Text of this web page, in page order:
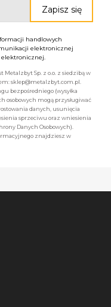
handlowych
elektronicznej
Sp. z o.o. z siedzibą w
sklep@metalzbyt.com.pl.
bezpośredniego (wysyłka
osobowych mogą przysługiwać
danych, usunięcia
sprzeciwu oraz wniesienia
Danych Osobowych).
znajdziesz w